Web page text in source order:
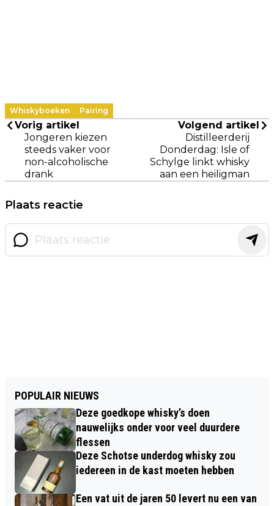
Whiskyboeken Pairing
Vorig artikel
Jongeren kiezen
steeds vaker voor
non-alcoholische
drank
Volgend artikel
Distilleerderij
Donderdag: Isle of
Schylge linkt whisky
aan een heiligman
Plaats reactie
POPULAIR NIEUWS
Deze goedkope whisky’s doen
nauwelijks onder voor veel duurdere
flessen
Deze Schotse underdog whisky zou
iedereen in de kast moeten hebben
Een vat uit de jaren 50 levert nu een van